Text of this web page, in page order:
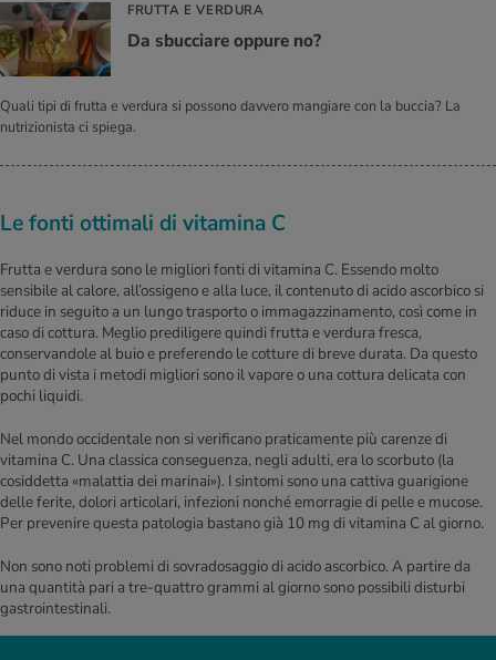
FRUTTA E VERDURA
Da sbuc­cia­re op­pu­re no?
Quali tipi di frutta e verdura si possono davvero mangiare con la buccia? La
nutrizionista ci spiega.
Le fonti ottimali di vitamina C
Frutta e verdura sono le migliori fonti di vitamina C. Essendo molto
sensibile al calore, all’ossigeno e alla luce, il contenuto di acido ascorbico si
riduce in seguito a un lungo trasporto o immagazzinamento, così come in
caso di cottura. Meglio prediligere quindi frutta e verdura fresca,
conservandole al buio e preferendo le cotture di breve durata. Da questo
punto di vista i metodi migliori sono il vapore o una cottura delicata con
pochi liquidi.
Nel mondo occidentale non si verificano praticamente più carenze di
vitamina C. Una classica conseguenza, negli adulti, era lo scorbuto (la
cosiddetta «malattia dei marinai»). I sintomi sono una cattiva guarigione
delle ferite, dolori articolari, infezioni nonché emorragie di pelle e mucose.
Per prevenire questa patologia bastano già 10 mg di vitamina C al giorno.
Non sono noti problemi di sovradosaggio di acido ascorbico. A partire da
una quantità pari a tre-quattro grammi al giorno sono possibili disturbi
gastrointestinali.